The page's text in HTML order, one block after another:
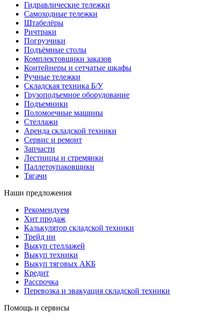
Гидравлические тележки
Самоходные тележки
Штабелёры
Ричтраки
Погрузчики
Подъёмные столы
Комплектовщики заказов
Контейнеры и сетчатые шкафы
Ручные тележки
Складская техника Б/У
Грузоподъемное оборудование
Подъемники
Поломоечные машины
Стеллажи
Аренда складской техники
Сервис и ремонт
Запчасти
Лестницы и стремянки
Паллетоупаковщики
Тягачи
Наши предложения
Рекомендуем
Хит продаж
Калькулятор складской техники
Трейд ин
Выкуп стеллажей
Выкуп техники
Выкуп тяговых АКБ
Кредит
Рассрочка
Перевозка и эвакуация складской техники
Помощь и сервисы